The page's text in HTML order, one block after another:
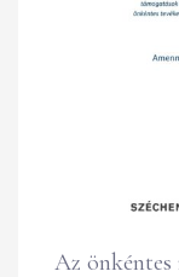
Az önkéntes